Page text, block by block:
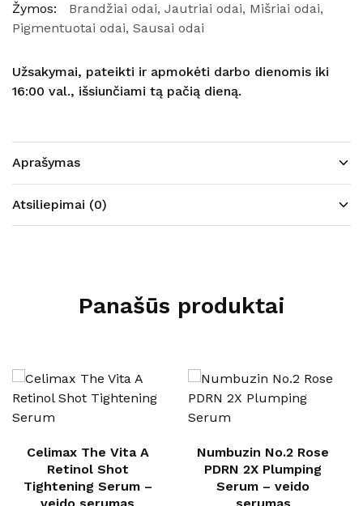
Žymos: Brandžiai odai, Jautriai odai, Mišriai odai,
Pigmentuotai odai, Sausai odai
Užsakymai, pateikti ir apmokėti darbo dienomis iki
16:00 val., išsiunčiami tą pačią dieną.
Aprašymas
Atsiliepimai (0)
Panašūs produktai
Celimax The Vita A
Retinol Shot
Tightening Serum –
Numbuzin No.2 Rose
PDRN 2X Plumping
Serum – veido